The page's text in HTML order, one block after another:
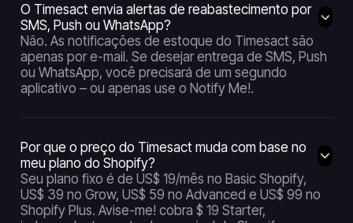
O Timesact envia alertas de reabastecimento por
SMS, Push ou WhatsApp?
Não. As notificações de estoque do Timesact são
apenas por e-mail. Se desejar entrega de SMS, Push
ou WhatsApp, você precisará de um segundo
aplicativo – ou apenas use o Notify Me!.
Por que o preço do Timesact muda com base no
meu plano do Shopify?
Seu plano fixo é de US$ 19/mês no Basic Shopify,
US$ 39 no Grow, US$ 59 no Advanced e US$ 99 no
Shopify Plus. Avise-me! cobra $ 19 Starter,